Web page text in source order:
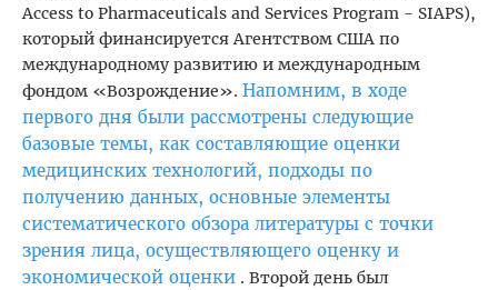
Access to Pharmaceuticals and Services Program - SIAPS),
который финансируется Агентством США по
международному развитию и международным
фондом «Возрождение». Напомним, в ходе
первого дня были рассмотрены следующие
базовые темы, как составляющие оценки
медицинских технологий, подходы по
получению данных, основные элементы
систематического обзора литературы с точки
зрения лица, осуществляющего оценку и
экономической оценки . Второй день был